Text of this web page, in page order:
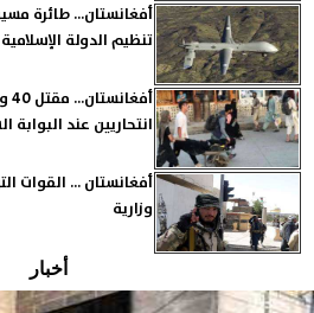
أفغانستان... طائرة
تنظيم الدولة الإسلامية
انتحاريين عند البوابة
أفغانستان ... القوات
وزارية
أخبار